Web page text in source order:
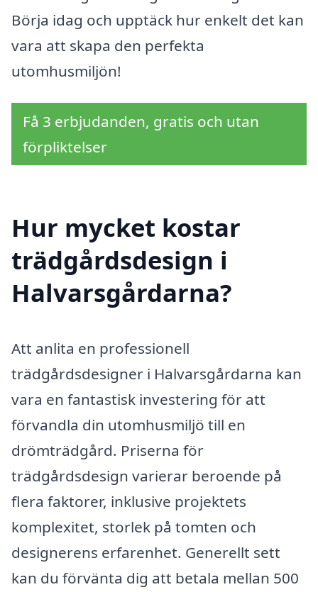
Börja idag och upptäck hur enkelt det kan
vara att skapa den perfekta
utomhusmiljön!
Få 3 erbjudanden, gratis och utan
förpliktelser
Hur mycket kostar
trädgårdsdesign i
Halvarsgårdarna?
Att anlita en professionell
trädgårdsdesigner i Halvarsgårdarna kan
vara en fantastisk investering för att
förvandla din utomhusmiljö till en
drömträdgård. Priserna för
trädgårdsdesign varierar beroende på
flera faktorer, inklusive projektets
komplexitet, storlek på tomten och
designerens erfarenhet. Generellt sett
kan du förvänta dig att betala mellan 500